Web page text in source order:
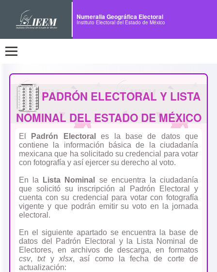
Numeralia Geográfica Electoral
Instituto Electoral del Estado de México
PADRÓN ELECTORAL Y LISTA
NOMINAL DEL ESTADO DE MÉXICO
El Padrón Electoral
es la base de datos que
contiene la información básica de la ciudadanía
mexicana que ha solicitado su credencial para votar
con fotografía y así ejercer su derecho al voto.
En la Lista Nominal
se encuentra la ciudadanía
que solicitó su inscripción al Padrón Electoral y
cuenta con su credencial para votar con fotografía
vigente y que podrán emitir su voto en la jornada
electoral.
En el siguiente apartado se encuentra la base de
datos del Padrón Electoral y la Lista Nominal de
Electores, en archivos de descarga, en formatos
csv,txty xlsx, así como la fecha de corte de
actualización: